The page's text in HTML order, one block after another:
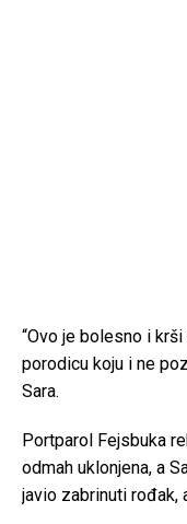
“Ovo je bolesno i
porodicu koju i ne
Sara.
Portparol Fejsbuka
odmah uklonjena, a
javio zabrinuti rođak,